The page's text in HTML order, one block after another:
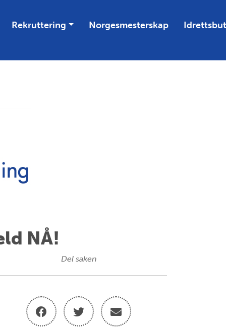
Rekruttering Norgesmesterskap
NÅ!
Del saken